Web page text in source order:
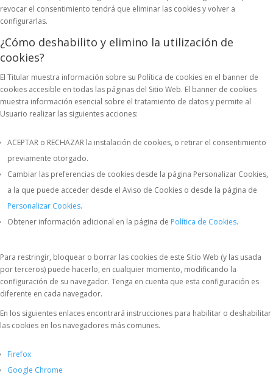
revocar el consentimiento tendrá que eliminar las cookies y volver a
configurarlas.
¿Cómo deshabilito y elimino la utilización de
cookies?
El Titular muestra información sobre su Política de cookies en el banner de
cookies accesible en todas las páginas del Sitio Web. El banner de cookies
muestra información esencial sobre el tratamiento de datos y permite al
Usuario realizar las siguientes acciones:
ACEPTAR o RECHAZAR la instalación de cookies, o retirar el consentimiento
previamente otorgado.
Cambiar las preferencias de cookies desde la página Personalizar Cookies,
a la que puede acceder desde el Aviso de Cookies o desde la página de
Personalizar Cookies.
Obtener información adicional en la página de Política de Cookies.
Para restringir, bloquear o borrar las cookies de este Sitio Web (y las usada
por terceros) puede hacerlo, en cualquier momento, modificando la
configuración de su navegador. Tenga en cuenta que esta configuración es
diferente en cada navegador.
En los siguientes enlaces encontrará instrucciones para habilitar o deshabilitar
las cookies en los navegadores más comunes.
Firefox
Google Chrome